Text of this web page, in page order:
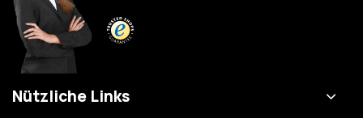
Nützliche Links